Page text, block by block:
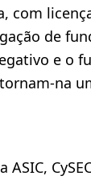
com
de
e o
na
ASIC,